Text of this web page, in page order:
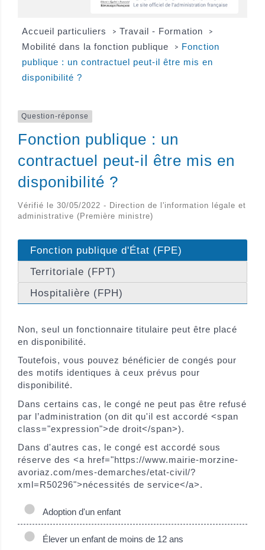
Accueil particuliers > Travail - Formation >
Mobilité dans la fonction publique > Fonction
publique : un contractuel peut-il être mis en
disponibilité ?
Question-réponse
Fonction publique : un
contractuel peut-il être mis en
disponibilité ?
Vérifié le 30/05/2022 - Direction de l'information légale et
administrative (Première ministre)
Fonction publique d'État (FPE)
Territoriale (FPT)
Hospitalière (FPH)
Non, seul un fonctionnaire titulaire peut être placé
en disponibilité.
Toutefois, vous pouvez bénéficier de congés pour
des motifs identiques à ceux prévus pour
disponibilité.
Dans certains cas, le congé ne peut pas être refusé
par l’administration (on dit qu'il est accordé <span
class="expression">de droit</span>).
Dans d'autres cas, le congé est accordé sous
réserve des <a href="https://www.mairie-morzine-
avoriaz.com/mes-demarches/etat-civil/?
xml=R50296">nécessités de service</a>.
Adoption d'un enfant
Élever un enfant de moins de 12 ans